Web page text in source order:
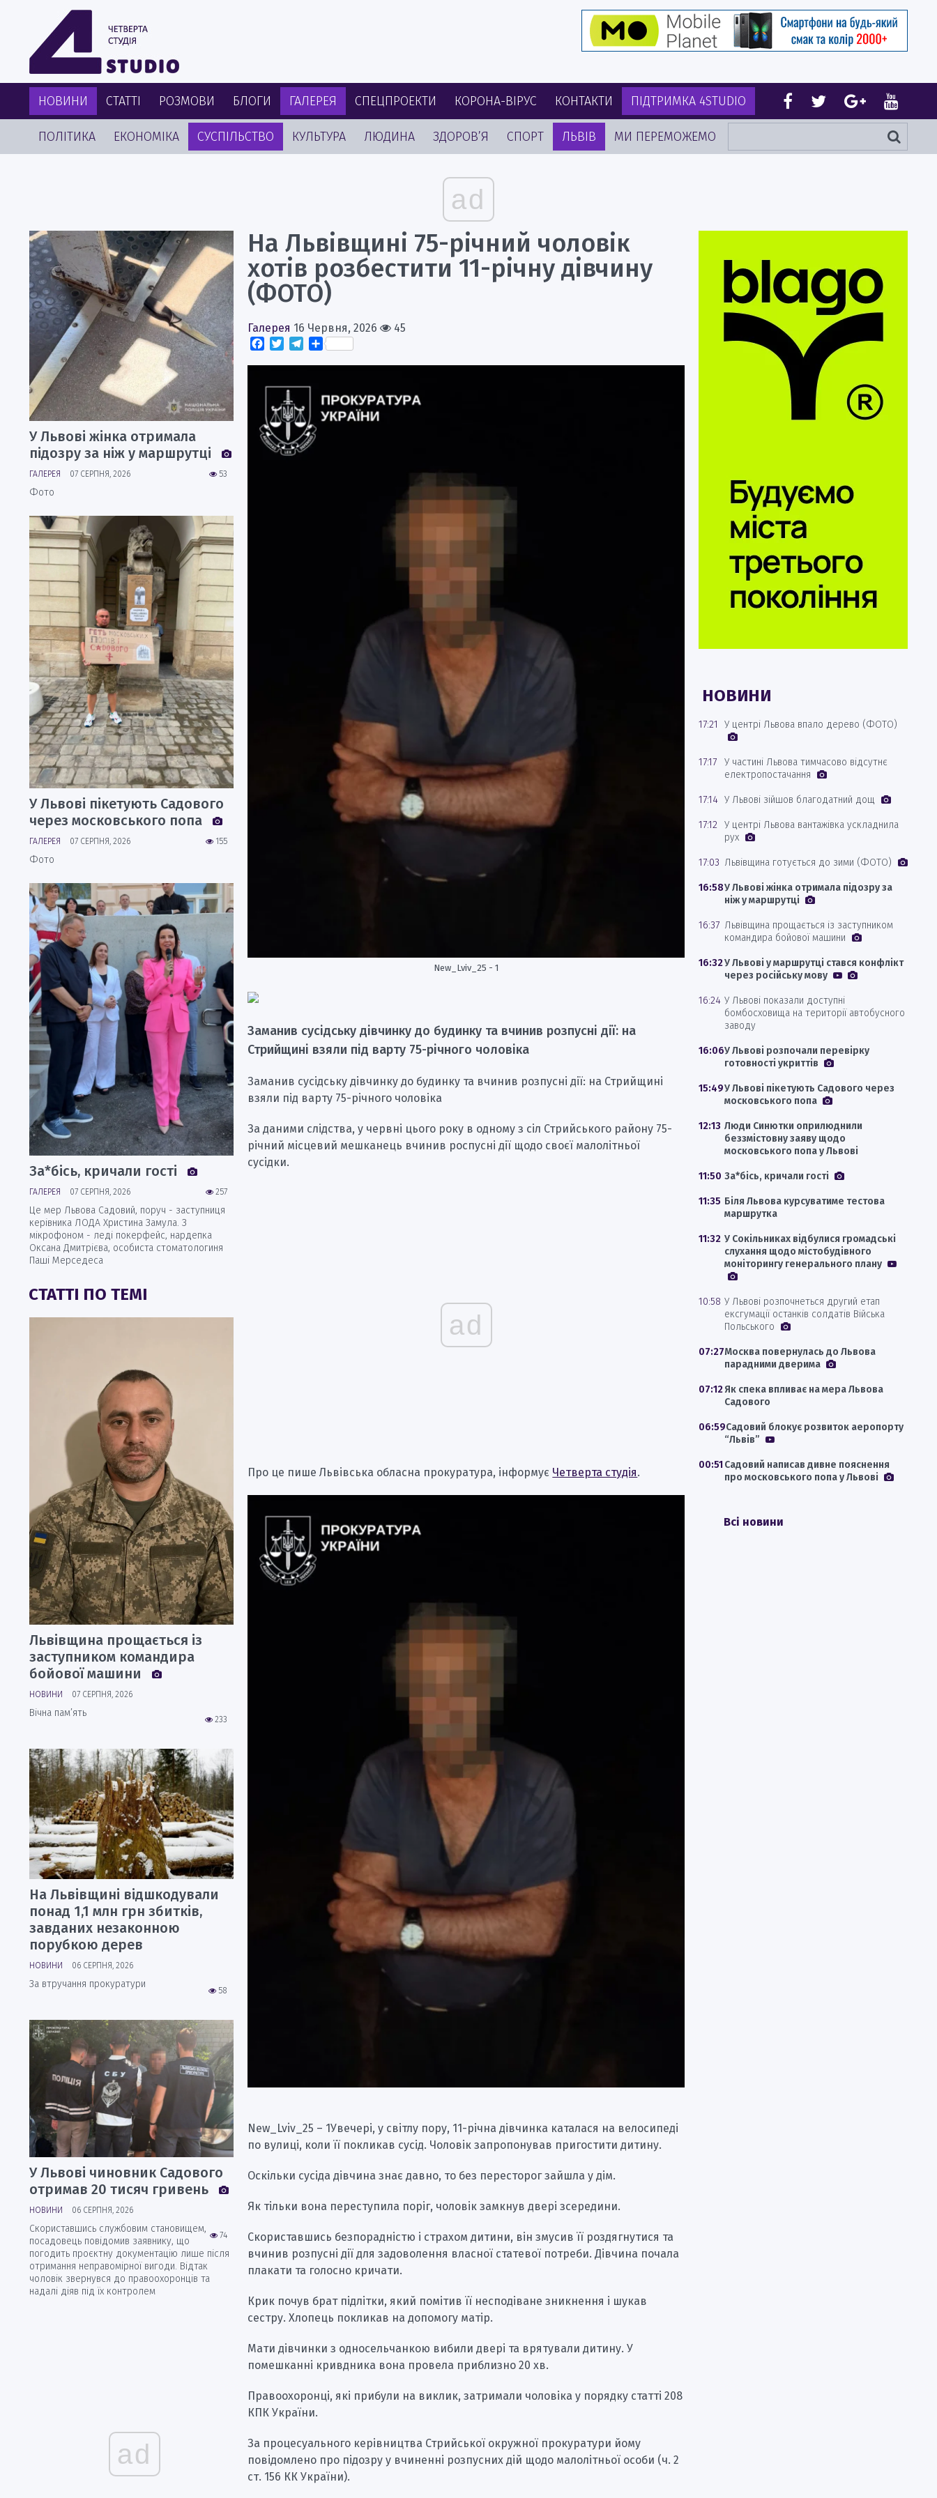
НОВИНИ СТАТТІ РОЗМОВИ БЛОГИ ГАЛЕРЕЯ СПЕЦПРОЕКТИ КОРОНА-ВІРУС КОНТАКТИ ПІДТРИМКА 4STUDIO
ПОЛІТИКА ЕКОНОМІКА СУСПІЛЬСТВО КУЛЬТУРА ЛЮДИНА ЗДОРОВ’Я СПОРТ ЛЬВІВ МИ ПЕРЕМОЖЕМО
ad
На Львівщині 75-річний чоловік
хотів розбестити 11-річну дівчину
(ФОТО)
Галерея 16 Червня, 2026
45
Facebook
TwitterTelegram
Поділитися
New_Lviv_25 - 1
Заманив сусідську дівчинку до будинку та вчинив розпусні дії: на
Стрийщині взяли під варту 75-річного чоловіка
Заманив сусідську дівчинку до будинку та вчинив розпусні дії: на Стрийщині
взяли під варту 75-річного чоловіка
За даними слідства, у червні цього року в одному з сіл Стрийського району 75-
річний місцевий мешканець вчинив роспусні дії щодо своєї малолітньої
сусідки.
ad
Про це пише Львівська обласна прокуратура, інформує Четверта студія.
New_Lviv_25 – 1Увечері, у світлу пору, 11-річна дівчинка каталася на велосипеді
по вулиці, коли її покликав сусід. Чоловік запропонував пригостити дитину.
Оскільки сусіда дівчина знає давно, то без пересторог зайшла у дім.
Як тільки вона переступила поріг, чоловік замкнув двері зсередини.
Скориставшись безпорадністю і страхом дитини, він змусив її роздягнутися та
вчинив розпусні дії для задоволення власної статевої потреби. Дівчина почала
плакати та голосно кричати.
Крик почув брат підлітки, який помітив її несподіване зникнення і шукав
сестру. Хлопець покликав на допомогу матір.
Мати дівчинки з односельчанкою вибили двері та врятували дитину. У
помешканні кривдника вона провела приблизно 20 хв.
Правоохоронці, які прибули на виклик, затримали чоловіка у порядку статті 208
КПК України.
За процесуального керівництва Стрийської окружної прокуратури йому
повідомлено про підозру у вчиненні розпусних дій щодо малолітньої особи (ч. 2
ст. 156 КК України).
У Львові жінка отримала
підозру за ніж у маршрутці
53
ГАЛЕРЕЯ 07 СЕРПНЯ, 2026
Фото
У Львові пікетують Садового
через московського попа
155
ГАЛЕРЕЯ 07 СЕРПНЯ, 2026
Фото
За*бісь, кричали гості
257
ГАЛЕРЕЯ 07 СЕРПНЯ, 2026
Це мер Львова Садовий, поруч - заступниця
керівника ЛОДА Христина Замула. З
мікрофоном - леді покерфейс, нардепка
Оксана Дмитрієва, особиста стоматологиня
Паші Мерседеса
СТАТТІ ПО ТЕМІ
Львівщина прощається із
заступником командира
бойової машини
НОВИНИ 07 СЕРПНЯ, 2026
233
Вічна пам’ять
На Львівщині відшкодували
понад 1,1 млн грн збитків,
завданих незаконною
порубкою дерев
НОВИНИ 06 СЕРПНЯ, 2026
58
За втручання прокуратури
У Львові чиновник Садового
отримав 20 тисяч гривень
НОВИНИ 06 СЕРПНЯ, 2026
74
Скориставшись службовим становищем,
посадовець повідомив заявнику, що
погодить проєктну документацію лише після
отримання неправомірної вигоди. Відтак
чоловік звернувся до правоохоронців та
надалі діяв під їх контролем
ad
НОВИНИ
17:21 У центрі Львова впало дерево (ФОТО)
17:17
У частині Львова тимчасово відсутнє
електропостачання
17:14 У Львові зійшов благодатний дощ
17:12 У центрі Львова вантажівка ускладнила
рух
17:03 Львівщина готується до зими (ФОТО)
16:58У Львові жінка отримала підозру за
ніж у маршрутці
16:37 Львівщина прощається із заступником
командира бойової машини
16:32У Львові у маршрутці стався конфлікт
через російську мову
16:24 У Львові показали доступні
бомбосховища на території автобусного
заводу
16:06У Львові розпочали перевірку
готовності укриттів
15:49У Львові пікетують Садового через
московського попа
12:13 Люди Синютки оприлюднили
беззмістовну заяву щодо
московського попа у Львові
11:50 За*бісь, кричали гості
11:35 Біля Львова курсуватиме тестова
маршрутка
11:32 У Сокільниках відбулися громадські
слухання щодо містобудівного
моніторингу генерального плану
10:58 У Львові розпочнеться другий етап
ексгумації останків солдатів Війська
Польського
07:27Москва повернулась до Львова
парадними дверима
07:12Як спека впливає на мера Львова
Садового
06:59Садовий блокує розвиток аеропорту
“Львів”
00:51 Садовий написав дивне пояснення
про московського попа у Львові
Всі новини